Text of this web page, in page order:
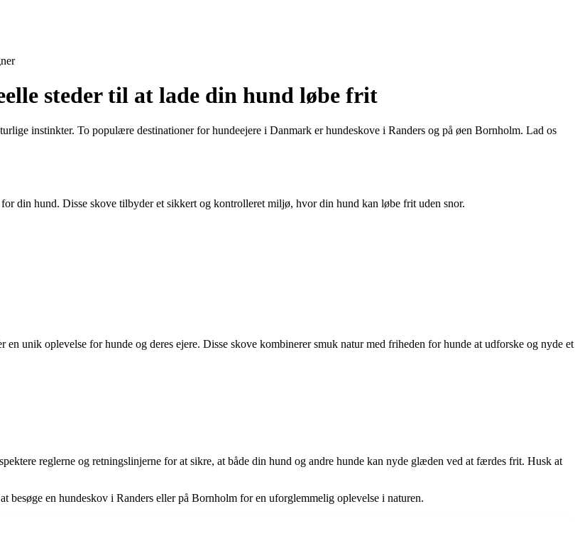
steder til at lade din hund løbe frit
instinkter. To populære destinationer for hundeejere i Danmark er hundeskove i Randers og på øen Bornholm. Lad os
din hund. Disse skove tilbyder et sikkert og kontrolleret miljø, hvor din hund kan løbe frit uden snor.
unik oplevelse for hunde og deres ejere. Disse skove kombinerer smuk natur med friheden for hunde at udforske og nyde et
reglerne og retningslinjerne for at sikre, at både din hund og andre hunde kan nyde glæden ved at færdes frit. Husk at
en hundeskov i Randers eller på Bornholm for en uforglemmelig oplevelse i naturen.